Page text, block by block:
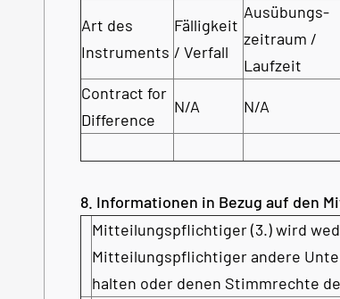
Art des
Instruments
Fälligkeit
/ Verfall
Ausübungs­
zeitraum /
Laufzeit
Contract for
Difference
N/A N/A
8. Informationen in Bezug auf den
Mitteilungspflichtiger (3.) wird
Mitteilungspflichtiger andere
halten oder denen Stimmrechte